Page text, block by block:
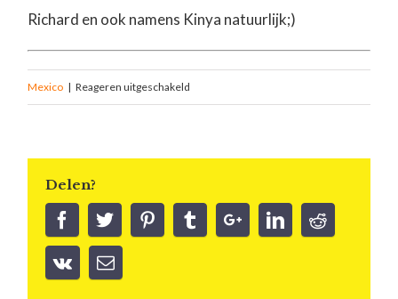
Richard en ook namens Kinya natuurlijk;)
Mexico | Reageren uitgeschakeld
Delen?